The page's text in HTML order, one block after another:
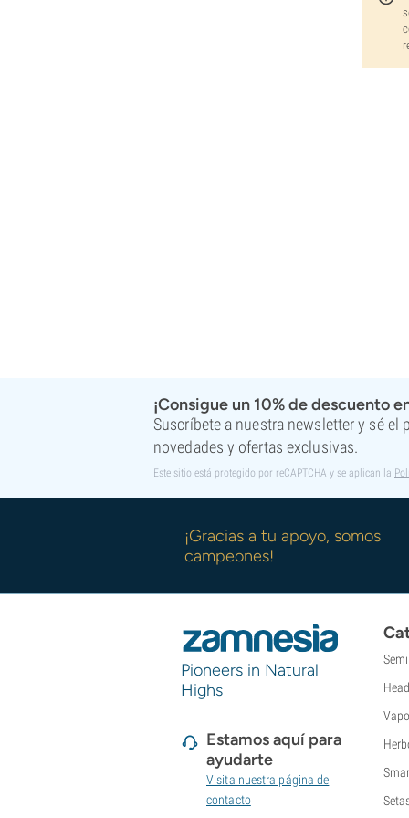
Super Sativa Seed Club
Super Strains
Sweet Seeds
TICAL
T.H. Seeds
Vision Seeds
White Label
Bancos de semillas
¡Consigue un 10% de descuento
Suscríbete a nuestra newsletter y sé el
novedades y ofertas exclusivas.
Este sitio está protegido por reCAPTCHA y se aplican la
¡Gracias a tu apoyo, somos
campeones!
Pioneers in Natural
Highs
Estamos aquí para
ayudarte
Visita nuestra página de
contacto